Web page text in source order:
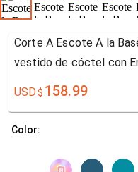
Corte A Escote A la
vestido de cóctel con
USD$ 158.99
Color: